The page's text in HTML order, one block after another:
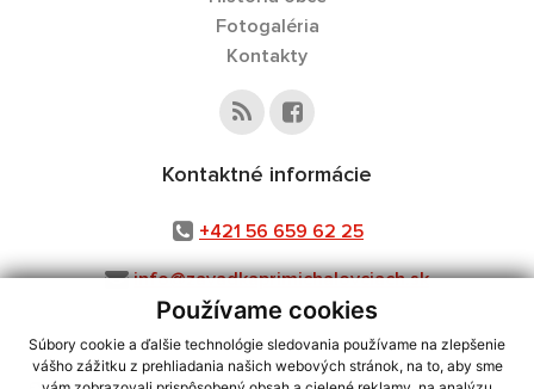
Používame cookies
Súbory cookie a ďalšie technológie sledovania používame na zlepšenie
vášho zážitku z prehliadania našich webových stránok, na to, aby sme
Fotogaléria
Kontakty
Kontaktné informácie
+421 56 659 62 25
info@zavadkaprimichalovciach.sk